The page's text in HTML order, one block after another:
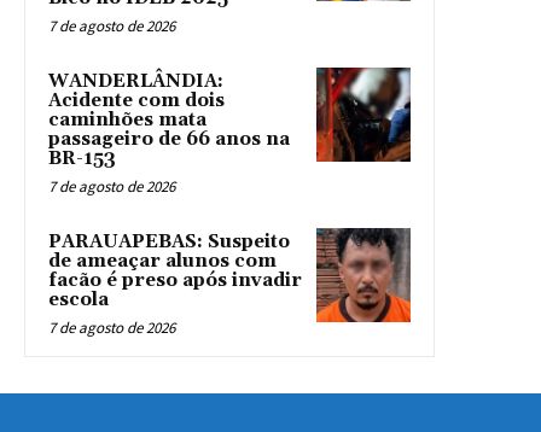
7 de agosto de 2026
WANDERLÂNDIA:
Acidente com dois
caminhões mata
passageiro de 66 anos na
BR-153
7 de agosto de 2026
PARAUAPEBAS: Suspeito
de ameaçar alunos com
facão é preso após invadir
escola
7 de agosto de 2026